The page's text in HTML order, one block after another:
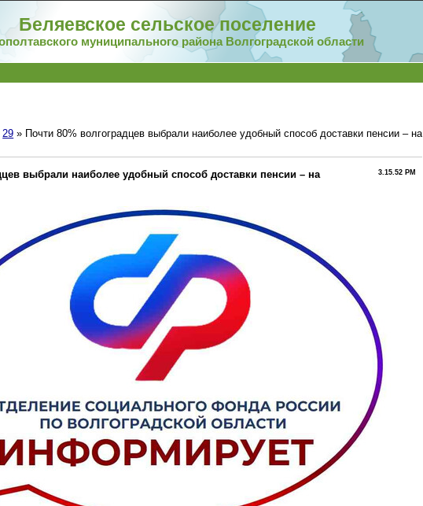
Беляевское сельское поселение
муниципального района Волгоградской области
29 » Почти 80% волгоградцев выбрали наиболее удобный способ доставки пенсии – на
3.15.52 PM
выбрали наиболее удобный способ доставки пенсии – на